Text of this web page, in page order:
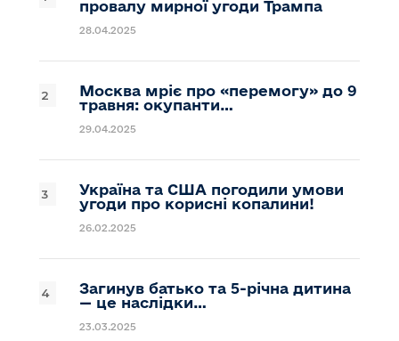
провалу мирної угоди Трампа
28.04.2025
Москва мріє про «перемогу» до 9
травня: окупанти…
29.04.2025
Україна та США погодили умови
угоди про корисні копалини!
26.02.2025
Загинув батько та 5-річна дитина
— це наслідки…
23.03.2025